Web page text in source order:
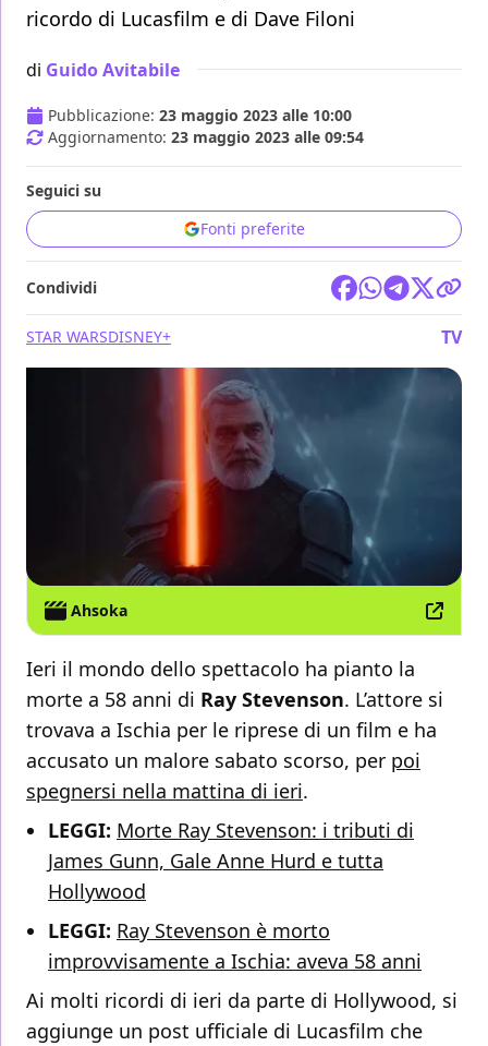
ricordo di Lucasfilm e di Dave Filoni
di Guido Avitabile
Pubblicazione: 23 maggio 2023 alle 10:00
Aggiornamento: 23 maggio 2023 alle 09:54
Seguici su
Fonti preferite
Condividi
STAR WARSDISNEY+ TV
Ahsoka
Ieri il mondo dello spettacolo ha pianto la
morte a 58 anni di Ray Stevenson. L’attore si
trovava a Ischia per le riprese di un film e ha
accusato un malore sabato scorso, per poi
spegnersi nella mattina di ieri.
LEGGI: Morte Ray Stevenson: i tributi di
James Gunn, Gale Anne Hurd e tutta
Hollywood
LEGGI: Ray Stevenson è morto
improvvisamente a Ischia: aveva 58 anni
Ai molti ricordi di ieri da parte di Hollywood, si
aggiunge un post ufficiale di Lucasfilm che